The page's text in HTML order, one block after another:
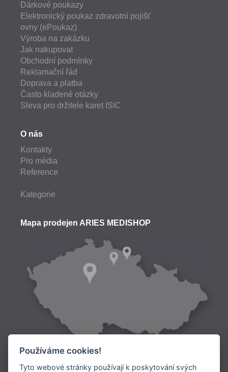
Dárkové poukazy
Elektronický poukaz zdravotní pojišť
ovny (ePoukaz)
Výroba na zakázku
Jak nakupovat
Obchodní podmínky
Reklamační řád
Doprava a platba
Často kladené otázky
Sleva pro držitele karet ISIC
O nás
Kontakty
Pro média
Reference
Kategorie
Mapa prodejen ARIES MEDISHOP
Používáme cookies!
Tyto webové stránky používají k poskytování svých